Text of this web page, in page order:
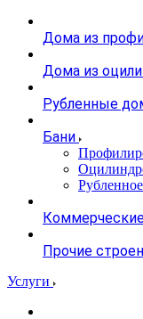
Дома из
Дома из
Рубленные
Бани
Прочие
Услуги